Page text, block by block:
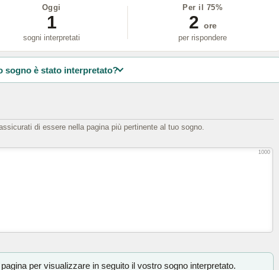
Oggi
1
sogni interpretati
Per il 75%
2 ore
per rispondere
sogno è stato interpretato?
di essere nella pagina più pertinente al tuo sogno.
1000
per visualizzare in seguito il vostro sogno interpretato.